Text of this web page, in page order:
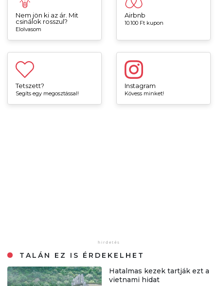
Nem jön ki az ár. Mit
csinálok rosszul?
Elolvasom
Airbnb
10.100 Ft kupon
Tetszett?
Segíts egy megosztással!
Instagram
Kövess minket!
TALÁN EZ IS ÉRDEKELHET
Hatalmas kezek tartják ezt a
vietnami hidat